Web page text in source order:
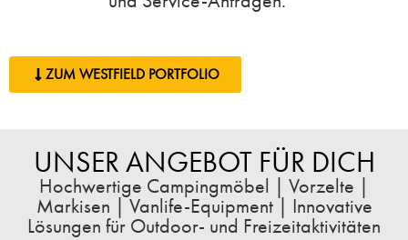
ZUM WESTFIELD PORTFOLIO
UNSER ANGEBOT FÜR DICH
Hochwertige Campingmöbel | Vorzelte |
Markisen | Vanlife-Equipment | Innovative
Lösungen für Outdoor- und Freizeitaktivitäten